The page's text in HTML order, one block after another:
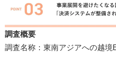
調査概要
調査名称：東南アジアへの越境